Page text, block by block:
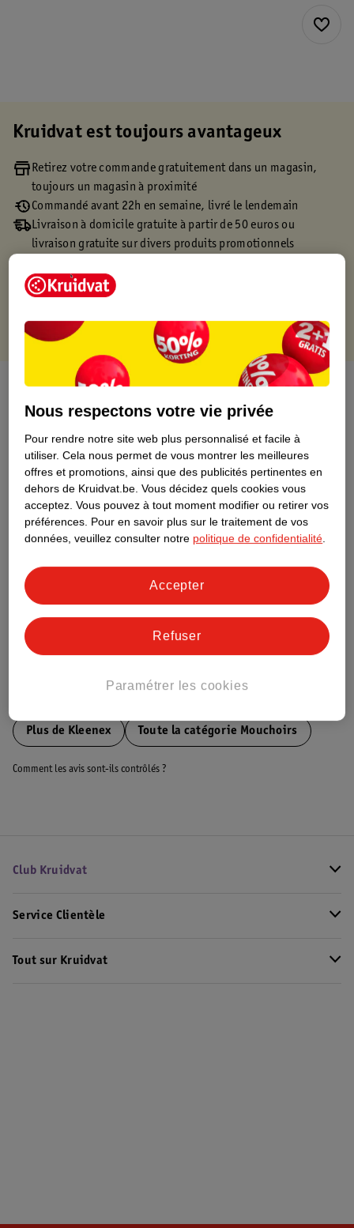
Kruidvat est toujours avantageux
Retirez votre commande gratuitement dans un magasin,
toujours un magasin à proximité
Commandé avant 22h en semaine, livré le lendemain
Livraison à domicile gratuite à partir de 50 euros ou
livraison gratuite sur divers produits promotionnels
Points gratuits avec ta carte Kruidvat
À propos de ce produit
Informations relatives au produit
Informations figurant sur l'étiquette
Nature Impact Score
Ce produit n’a (pas encore) de "Nature
Informations sur la commande et la livraison
Plus de Kleenex Toute la catégorie Mouchoirs
Comment les avis sont-ils contrôlés ?
Club Kruidvat
Service Clientèle
Tout sur Kruidvat
Nous respectons votre vie privée
Pour rendre notre site web plus personnalisé et facile à
utiliser. Cela nous permet de vous montrer les meilleures
offres et promotions, ainsi que des publicités pertinentes en
dehors de Kruidvat.be. Vous décidez quels cookies vous
acceptez. Vous pouvez à tout moment modifier ou retirer vos
préférences. Pour en savoir plus sur le traitement de vos
données, veuillez consulter notre politique de confidentialité.
Paramétrer les cookies
Refuser
Accepter